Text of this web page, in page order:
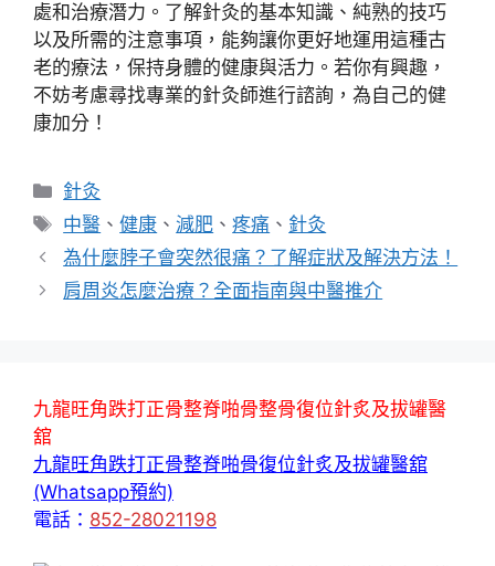
處和治療潛力。了解針灸的基本知識、純熟的技巧
以及所需的注意事項，能夠讓你更好地運用這種古
老的療法，保持身體的健康與活力。若你有興趣，
不妨考慮尋找專業的針灸師進行諮詢，為自己的健
康加分！
分
類
針灸
標
籤
中醫 、健康 、減肥 、疼痛 、 針灸
為什麼脖子會突然很痛？了解症狀及解決方法！
肩周炎怎麼治療？全面指南與中醫推介
九龍旺角跌打正骨整脊啪骨整骨復位針炙及拔罐醫
舘
九龍旺角跌打正骨整脊啪骨復位針炙及拔罐醫舘
(Whatsapp預約)
電話： 852-28021198